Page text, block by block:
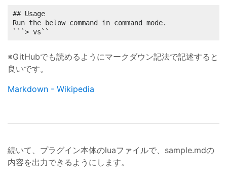
## Usage
Run the below command in command mode.
```> vs``
※GitHubでも読めるようにマークダウン記法で記述すると
良いです。
Markdown - Wikipedia
続いて、プラグイン本体のluaファイルで、sample.mdの
内容を出力できるようにします。